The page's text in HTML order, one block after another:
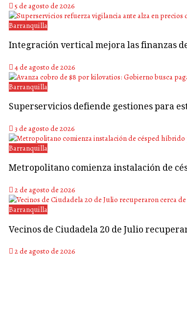
5 de agosto de 2026
Barranquilla
Integración vertical mejora las finanzas
4 de agosto de 2026
Barranquilla
Superservicios defiende gestiones para
3 de agosto de 2026
Barranquilla
Metropolitano comienza instalación de
2 de agosto de 2026
Barranquilla
Vecinos de Ciudadela 20 de Julio
2 de agosto de 2026